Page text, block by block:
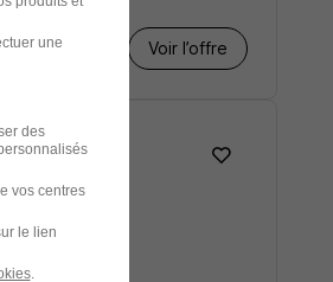
Voir l’offre
une
des
vos centres
le lien
.